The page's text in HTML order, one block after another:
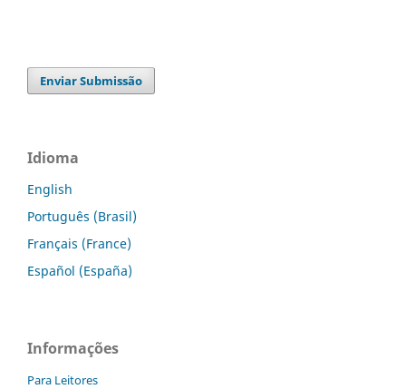
Enviar Submissão
Idioma
English
Português (Brasil)
Français (France)
Español (España)
Informações
Para Leitores